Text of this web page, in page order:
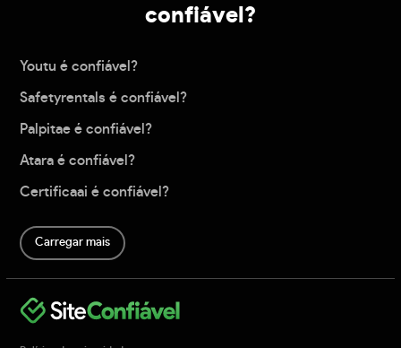
confiável?
Youtu é confiável?
Safetyrentals é confiável?
Palpitae é confiável?
Atara é confiável?
Certificaai é confiável?
Carregar mais